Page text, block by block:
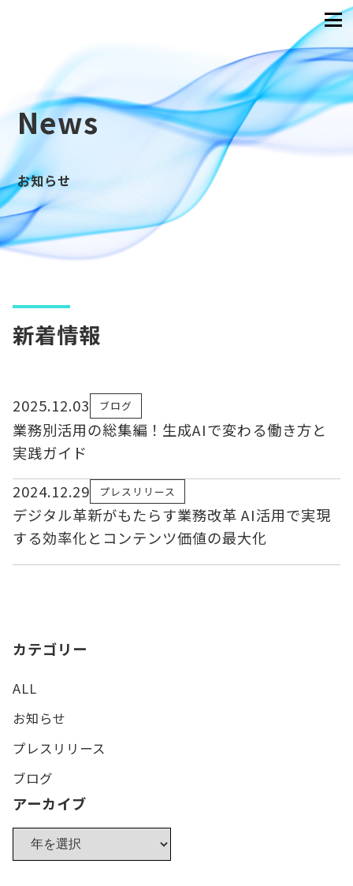
News
お知らせ
新着情報
2025.12.03 ブログ
業務別活用の総集編！生成AIで変わる働き方と
実践ガイド
2024.12.29
プレスリリース
デジタル革新がもたらす業務改革 AI活用で実現
する効率化とコンテンツ価値の最大化
カテゴリー
ALL
お知らせ
プレスリリース
ブログ
アーカイブ